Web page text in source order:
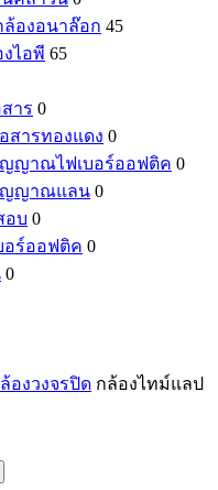
องอนาล๊อก 45
ไอพี 65
าร 0
สารทองแดง 0
ญาณไฟเบอร์ออฟติค 0
ญญาณแลน 0
อบ 0
อร์ออฟติค 0
0
องวงจรปิด กล้องไทม์แลป